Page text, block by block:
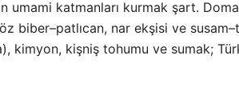
umami katmanları kurmak şart.
biber–patlıcan, nar ekşisi ve
kimyon, kişniş tohumu ve sumak;